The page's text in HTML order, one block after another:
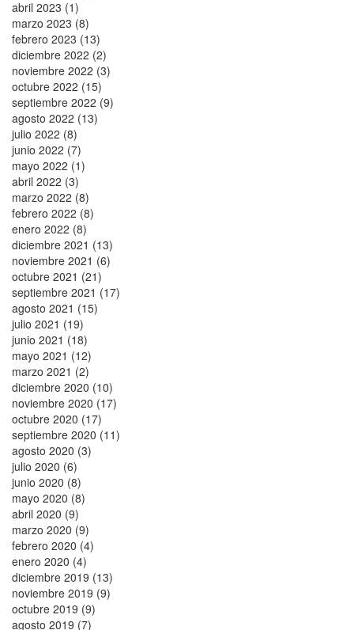
abril 2023 (1)
marzo 2023 (8)
febrero 2023 (13)
diciembre 2022 (2)
noviembre 2022 (3)
octubre 2022 (15)
septiembre 2022 (9)
agosto 2022 (13)
julio 2022 (8)
junio 2022 (7)
mayo 2022 (1)
abril 2022 (3)
marzo 2022 (8)
febrero 2022 (8)
enero 2022 (8)
diciembre 2021 (13)
noviembre 2021 (6)
octubre 2021 (21)
septiembre 2021 (17)
agosto 2021 (15)
julio 2021 (19)
junio 2021 (18)
mayo 2021 (12)
marzo 2021 (2)
diciembre 2020 (10)
noviembre 2020 (17)
octubre 2020 (17)
septiembre 2020 (11)
agosto 2020 (3)
julio 2020 (6)
junio 2020 (8)
mayo 2020 (8)
abril 2020 (9)
marzo 2020 (9)
febrero 2020 (4)
enero 2020 (4)
diciembre 2019 (13)
noviembre 2019 (9)
octubre 2019 (9)
agosto 2019 (7)